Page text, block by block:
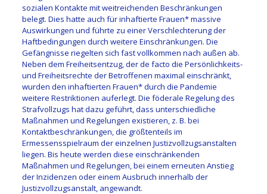
sozialen Kontakte mit weitreichenden Beschränkungen
belegt. Dies hatte auch für inhaftierte Frauen* massive
Auswirkungen und führte zu einer Verschlechterung der
Haftbedingungen durch weitere Einschränkungen. Die
Gefängnisse riegelten sich fast vollkommen nach außen ab.
Neben dem Freiheitsentzug, der de facto die Persönlichkeits-
und Freiheitsrechte der Betroffenen maximal einschränkt,
wurden den inhaftierten Frauen* durch die Pandemie
weitere Restriktionen auferlegt. Die föderale Regelung des
Strafvollzugs hat dazu geführt, dass unterschiedliche
Maßnahmen und Regelungen existieren, z. B. bei
Kontaktbeschränkungen, die größtenteils im
Ermessensspielraum der einzelnen Justizvollzugsanstalten
liegen. Bis heute werden diese einschränkenden
Maßnahmen und Regelungen, bei einem erneuten Anstieg
der Inzidenzen oder einem Ausbruch innerhalb der
Justizvollzugsanstalt, angewandt.